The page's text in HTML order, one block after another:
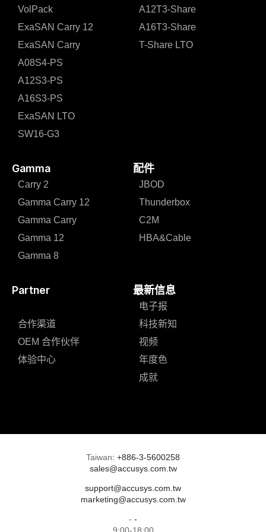
VolPack
ExaSAN Carry 12
ExaSAN Carry
A08S4-PS
A12S3-PS
A16S3-PS
ExaSAN LTO
SW16-G3
A12T3-Share
A16T3-Share
T-Share LTO
Gamma 配件
Carry 2
Gamma Carry 12
Gamma Carry
Gamma 12
Gamma 8
JBOD
Thunderbox
C2M
HBA&Cable
Partner 最新信息
合作渠道
OEM 合作伙伴
体验中心
电子报
科技新知
视频
年度色
成就
Taiwan: +886-3-5600258
sales@accusys.com.tw
support@accusys.com.tw
marketing@accusys.com.tw
- -